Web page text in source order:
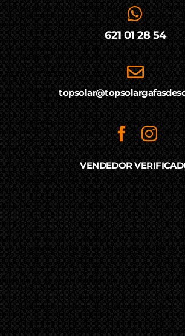
621 01 28 54
VENDEDOR